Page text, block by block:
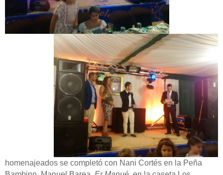
homenajeados se completó con Nani Cortés en la Peña